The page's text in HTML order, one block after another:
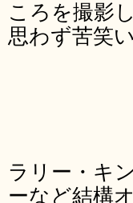
ころを撮影
思わず苦笑
ラリー・キ
ーなど結構